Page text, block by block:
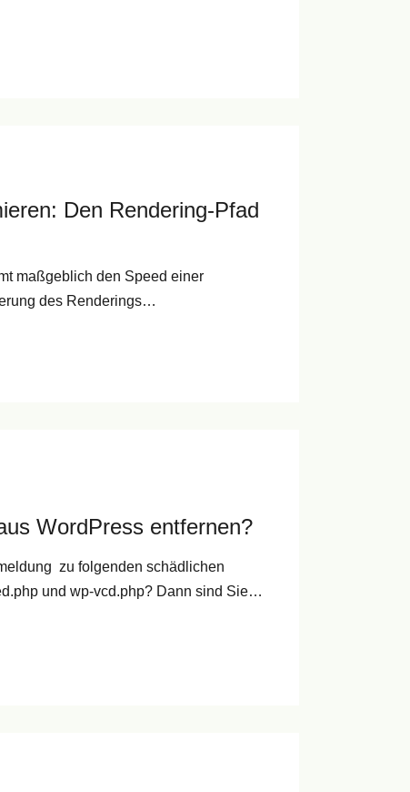
Den Rendering-Pfad
maßgeblich den Speed einer
des Renderings…
WordPress entfernen?
zu folgenden schädlichen
und wp-vcd.php? Dann sind Sie…